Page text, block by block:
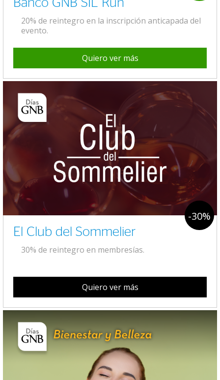
Banco GNB SIL Run
20% de reintegro en la inscripción anticapada del
evento.
Quiero ver más
-30%
El Club del Sommelier
30% de reintegro en membresías.
Quiero ver más